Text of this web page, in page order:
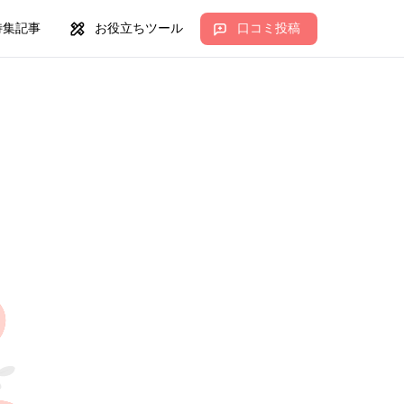
集記事 お役立ちツール 口コミ投稿